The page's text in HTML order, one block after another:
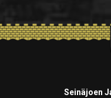
Seinäjoen